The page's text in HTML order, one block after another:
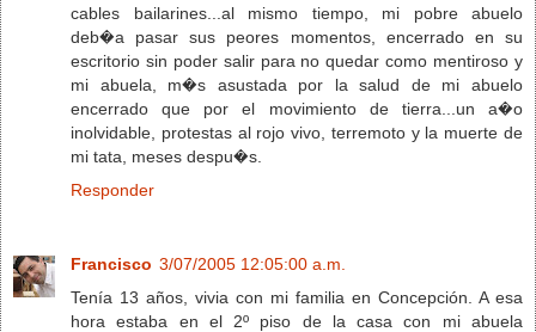
cables bailarines...al mismo tiempo, mi pobre abuelo
deb�a pasar sus peores momentos, encerrado en su
escritorio sin poder salir para no quedar como mentiroso y
mi abuela, m�s asustada por la salud de mi abuelo
encerrado que por el movimiento de tierra...un a�o
inolvidable, protestas al rojo vivo, terremoto y la muerte de
mi tata, meses despu�s.
Responder
Francisco 3/07/2005 12:05:00 a.m.
Tenía 13 años, vivia con mi familia en Concepción. A esa
hora estaba en el 2º piso de la casa con mi abuela